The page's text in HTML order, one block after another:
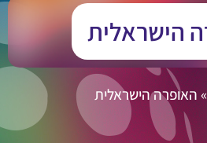
הישראלית
»האופרה הישראלית